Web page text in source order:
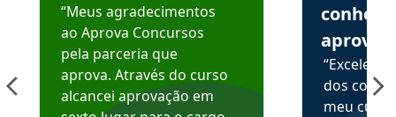
“Meus agradecimentos
ao Aprova Concursos
pela parceria que
aprova. Através do curso
alcancei aprovação em
aprova
dos
meu